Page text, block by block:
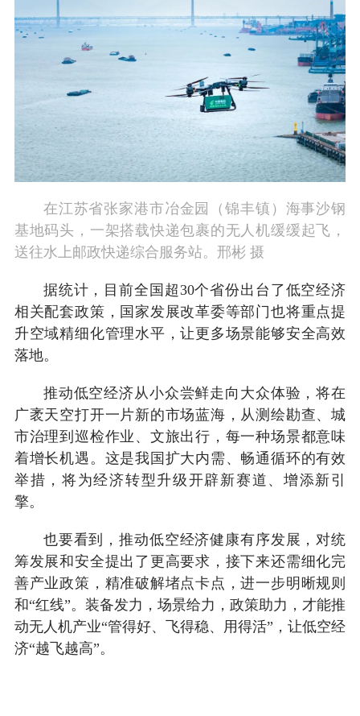
在江苏省张家港市冶金园（锦丰镇）海事沙钢
基地码头，一架搭载快递包裹的无人机缓缓起飞，
送往水上邮政快递综合服务站。邢彬 摄
据统计，目前全国超30个省份出台了低空经济
相关配套政策，国家发展改革委等部门也将重点提
升空域精细化管理水平，让更多场景能够安全高效
落地。
推动低空经济从小众尝鲜走向大众体验，将在
广袤天空打开一片新的市场蓝海，从测绘勘查、城
市治理到巡检作业、文旅出行，每一种场景都意味
着增长机遇。这是我国扩大内需、畅通循环的有效
举措，将为经济转型升级开辟新赛道、增添新引
擎。
也要看到，推动低空经济健康有序发展，对统
筹发展和安全提出了更高要求，接下来还需细化完
善产业政策，精准破解堵点卡点，进一步明晰规则
和“红线”。装备发力，场景给力，政策助力，才能推
动无人机产业“管得好、飞得稳、用得活”，让低空经
济“越飞越高”。